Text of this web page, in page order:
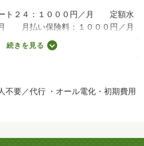
ト２４：１０００円／月 定額水
月払い保険料：１０００円／月
約内容により変動有り。／※諸条件
リーレント１ヶ月／※写真・動画は
ストイレ別／バルコニー／エアコン
オートロック／室内洗濯置／シュー
キッチン／温水洗浄便座／駐輪場／
ト／南面リビング／家電付／家具付
続きを見る
不要／代行 ・オール電化・初期費用